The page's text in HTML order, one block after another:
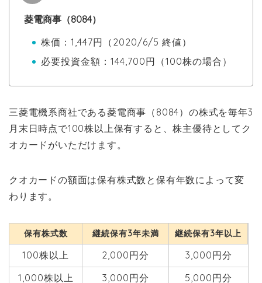
菱電商事（8084）
株価：1,447円（2020/6/5 終値）
必要投資金額：144,700円（100株の場合）
三菱電機系商社である菱電商事（8084）の株式を毎年3
月末日時点で100株以上保有すると、株主優待としてク
オカードがいただけます。
クオカードの額面は保有株式数と保有年数によって変
わります。
保有株式数 継続保有3年未満 継続保有3年以上
100株以上 2,000円分
3,000円分
1,000株以上
3,000円分 5,000円分